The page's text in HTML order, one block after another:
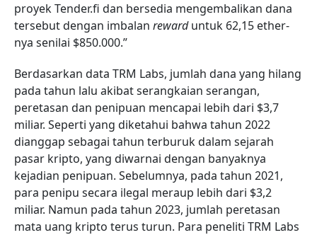
proyek Tender.fi dan bersedia mengembalikan dana
tersebut dengan imbalan rewarduntuk 62,15 ether-
nya senilai $850.000.”
Berdasarkan data TRM Labs, jumlah dana yang hilang
pada tahun lalu akibat serangkaian serangan,
peretasan dan penipuan mencapai lebih dari $3,7
miliar. Seperti yang diketahui bahwa tahun 2022
dianggap sebagai tahun terburuk dalam sejarah
pasar kripto, yang diwarnai dengan banyaknya
kejadian penipuan. Sebelumnya, pada tahun 2021,
para penipu secara ilegal meraup lebih dari $3,2
miliar. Namun pada tahun 2023, jumlah peretasan
mata uang kripto terus turun. Para peneliti TRM Labs